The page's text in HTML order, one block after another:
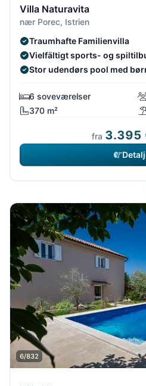
Villa Naturavita
nær Porec, Istrien
Traumhafte Familienvilla
Vielfältigt sports- og
Stor udendørs pool med
6 soveværelser
370 m²
fra 3.395
6/832